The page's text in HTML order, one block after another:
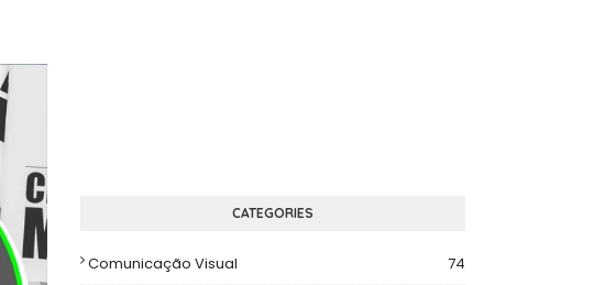
CATEGORIES
Comunicação Visual
74